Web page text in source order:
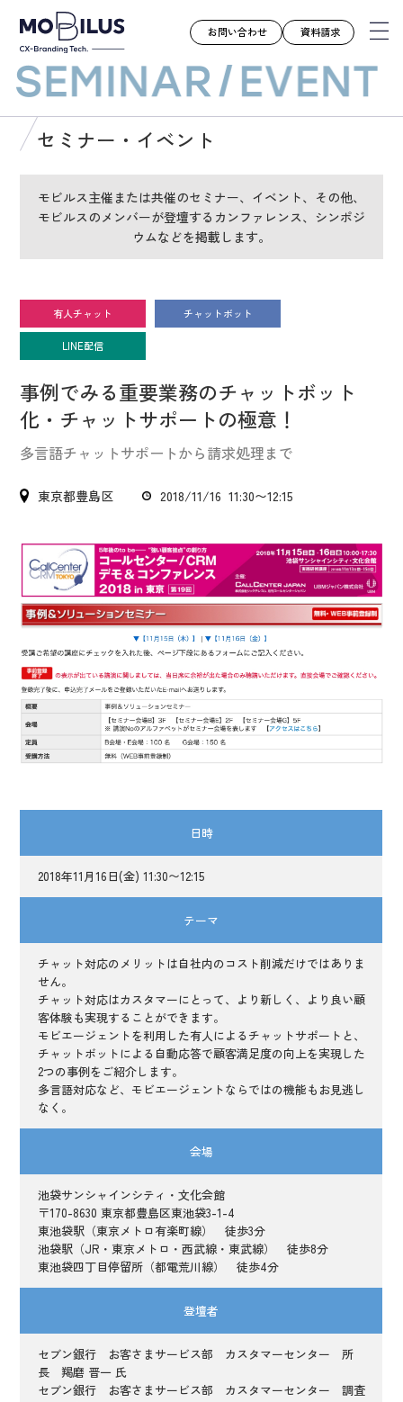
モビルスとは
導入事例
ユースケース
お知らせ
お役立ち資料
会社案内
採用情報
IR情報
CX向上情報サイト
お問い合わせ 資料請求
セミナー・イベント
モビルス主催または共催のセミナー、イベント、その他、
モビルスのメンバーが登壇するカンファレンス、シンポジ
ウムなどを掲載します。
有人チャット チャットボット
LINE配信
事例でみる重要業務のチャットボット
化・チャットサポートの極意！
多言語チャットサポートから請求処理まで
東京都豊島区 2018/11/16 11:30〜12:15
日時
2018年11月16日(金) 11:30〜12:15
テーマ
チャット対応のメリットは自社内のコスト削減だけではありま
せん。
チャット対応はカスタマーにとって、より新しく、より良い顧
客体験も実現することができます。
モビエージェントを利用した有人によるチャットサポートと、
チャットボットによる自動応答で顧客満足度の向上を実現した
2つの事例をご紹介します。
多言語対応など、モビエージェントならではの機能もお見逃し
なく。
会場
池袋サンシャインシティ・文化会館
〒170-8630 東京都豊島区東池袋3-1-4
東池袋駅（東京メトロ有楽町線） 徒歩3分
池袋駅（JR・東京メトロ・西武線・東武線） 徒歩8分
東池袋四丁目停留所（都電荒川線） 徒歩4分
登壇者
セブン銀行 お客さまサービス部 カスタマーセンター 所
長 羯磨 晋一 氏
セブン銀行 お客さまサービス部 カスタマーセンター 調査